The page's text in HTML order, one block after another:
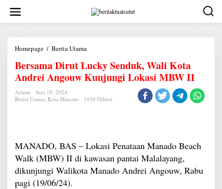
konten
Homepage / Berita Utama
Lucky
Senduk,
Wali
Angouw
Bersama Dirut Lucky Senduk, Wali Kota
Andrei Angouw Kunjungi Lokasi MBW II
Admin
Juni 19, 2024
Berita Utama, Kota Manado 1036 Dilihat
MANADO, BAS – Lokasi Penataan Manado Beach
Walk (MBW) II di kawasan pantai Malalayang,
dikunjungi Walikota Manado Andrei Angouw, Rabu
pagi (19/06/24).